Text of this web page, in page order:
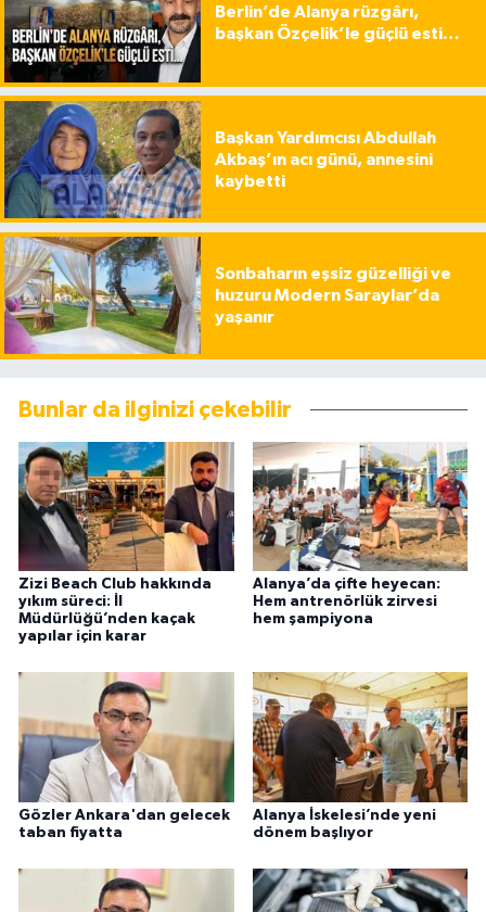
Berlin’de Alanya rüzgârı,
başkan Özçelik’le güçlü esti…
Başkan Yardımcısı Abdullah
Akbaş’ın acı günü, annesini
kaybetti
Sonbaharın eşsiz güzelliği ve
huzuru Modern Saraylar’da
yaşanır
Bunlar da ilginizi çekebilir
Zizi Beach Club hakkında
yıkım süreci: İl
Müdürlüğü’nden kaçak
yapılar için karar
Alanya’da çifte heyecan:
Hem antrenörlük zirvesi
hem şampiyona
Gözler Ankara'dan gelecek
taban fiyatta
Alanya İskelesi’nde yeni
dönem başlıyor